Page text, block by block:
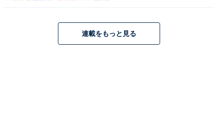
連載をもっと見る